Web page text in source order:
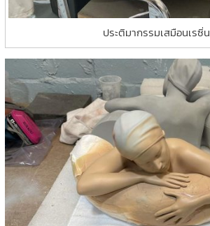
ประติมากรรมเสมือนเรซิ่น